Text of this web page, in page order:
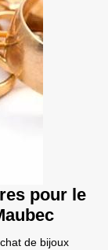
pour le
de bijoux